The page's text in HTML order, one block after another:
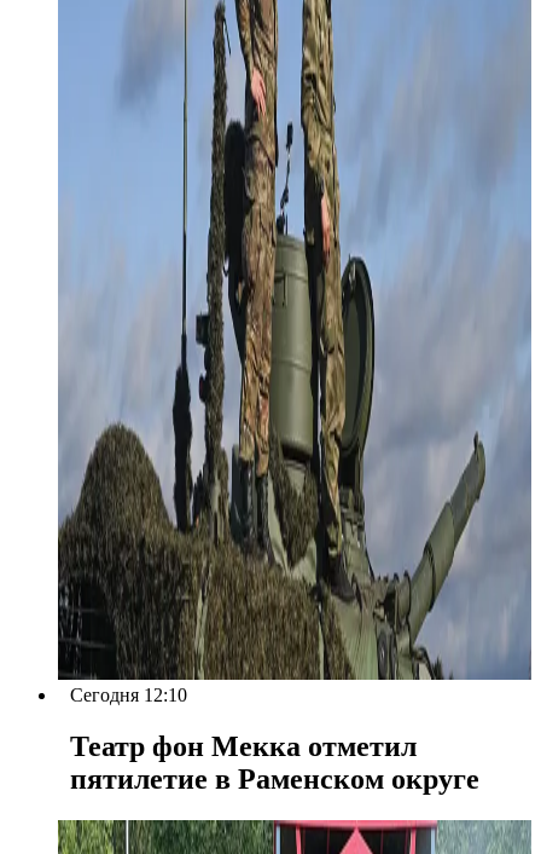
Сегодня 12:10
Театр фон Мекка отметил
пятилетие в Раменском округе